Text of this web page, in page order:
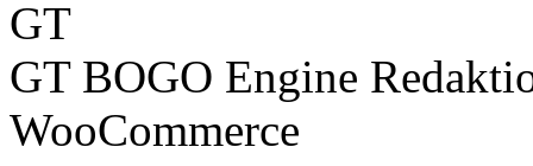
GT
GT BOGO Engine
WooCommerce